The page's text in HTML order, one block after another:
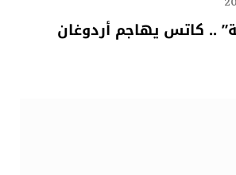
.. كاتس يهاجم أردوغان